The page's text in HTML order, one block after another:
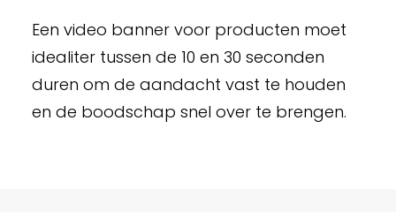
Een video banner voor producten moet
idealiter tussen de 10 en 30 seconden
duren om de aandacht vast te houden
en de boodschap snel over te brengen.